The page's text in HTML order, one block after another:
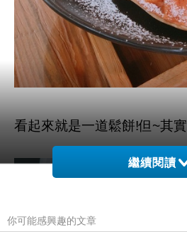
看起來就是一道鬆餅!但~其
繼續閱讀
你可能感興趣的文章